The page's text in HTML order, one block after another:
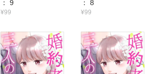
： 9
¥99
： 8
¥99